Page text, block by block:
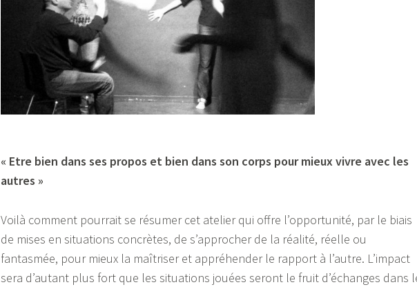
« Etre bien dans ses propos et bien dans son corps pour mieux vivre avec les
autres »
Voilà comment pourrait se résumer cet atelier qui offre l’opportunité, par le biais
de mises en situations concrètes, de s’approcher de la réalité, réelle ou
fantasmée, pour mieux la maîtriser et appréhender le rapport à l’autre. L’impact
sera d’autant plus fort que les situations jouées seront le fruit d’échanges dans